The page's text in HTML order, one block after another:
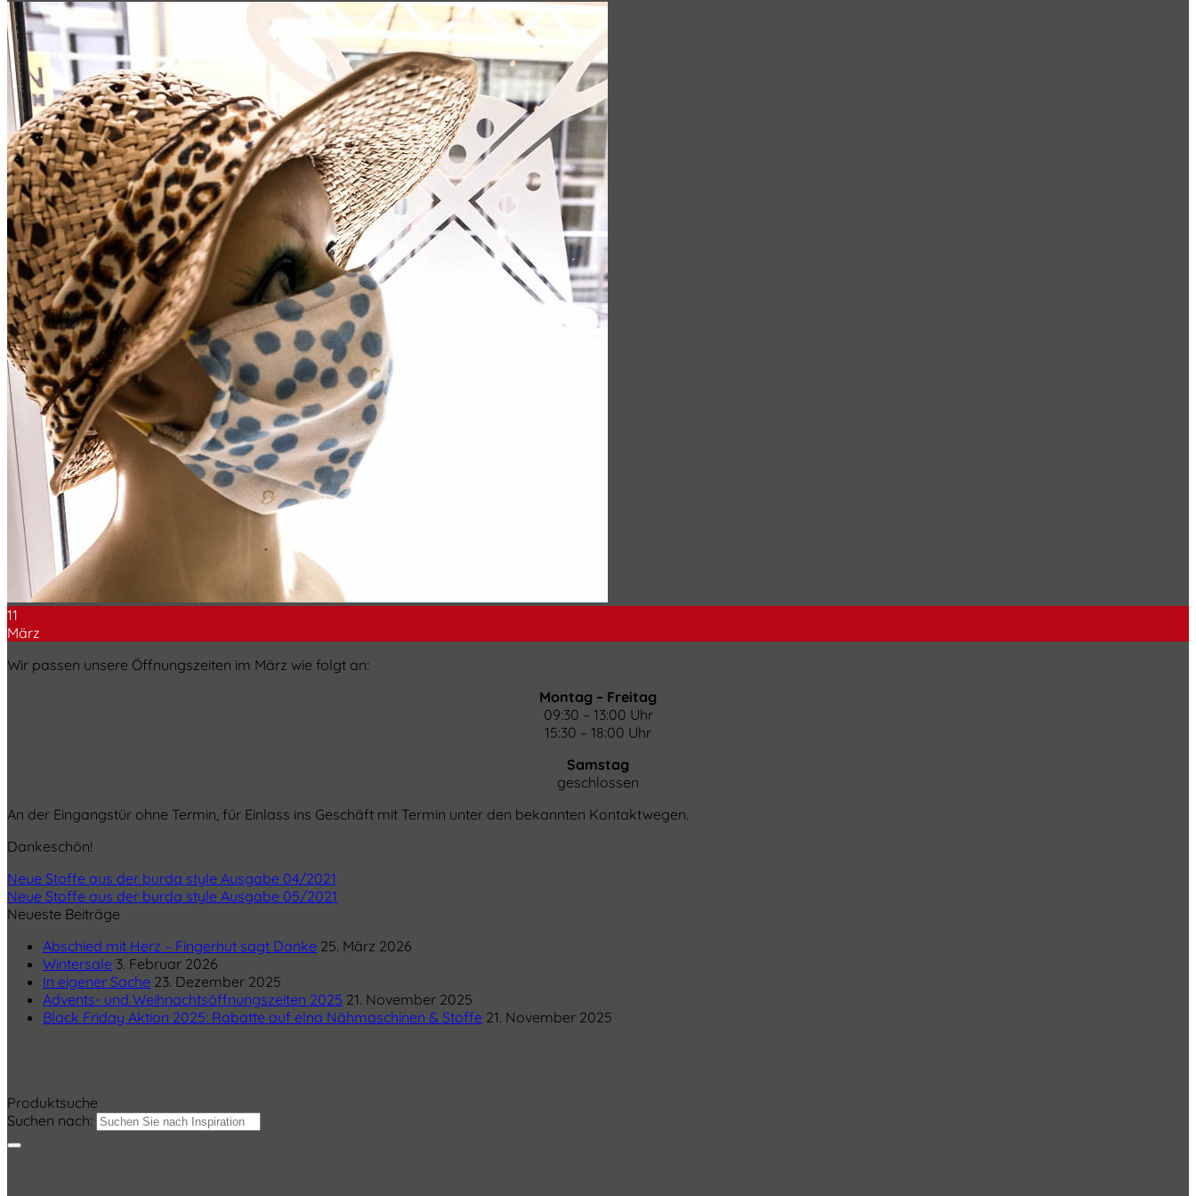
11
März
Wir passen unsere Öffnungszeiten im März wie folgt an:
Montag – Freitag
09:30 – 13:00 Uhr
15:30 – 18:00 Uhr
Samstag
geschlossen
An der Eingangstür ohne Termin, für Einlass ins Geschäft mit Termin unter den bekannten Kontaktwegen.
Dankeschön!
Neue Stoffe aus der burda style Ausgabe 04/2021
Neue Stoffe aus der burda style Ausgabe 05/2021
Neueste Beiträge
Abschied mit Herz – Fingerhut sagt Danke 25. März 2026
Wintersale 3. Februar 2026
In eigener Sache 23. Dezember 2025
Advents- und Weihnachtsöffnungszeiten 2025 21. November 2025
Black Friday Aktion 2025: Rabatte auf elna Nähmaschinen & Stoffe 21. November 2025
Produktsuche
Suchen nach: